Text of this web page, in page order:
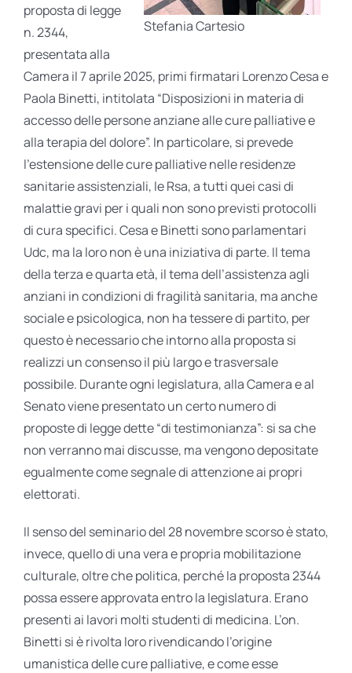
Stefania Cartesio
proposta di legge
n. 2344,
presentata alla
Camera il 7 aprile 2025, primi firmatari Lorenzo Cesa e
Paola Binetti, intitolata “Disposizioni in materia di
accesso delle persone anziane alle cure palliative e
alla terapia del dolore”. In particolare, si prevede
l’estensione delle cure palliative nelle residenze
sanitarie assistenziali, le Rsa, a tutti quei casi di
malattie gravi per i quali non sono previsti protocolli
di cura specifici. Cesa e Binetti sono parlamentari
Udc, ma la loro non è una iniziativa di parte. Il tema
della terza e quarta età, il tema dell’assistenza agli
anziani in condizioni di fragilità sanitaria, ma anche
sociale e psicologica, non ha tessere di partito, per
questo è necessario che intorno alla proposta si
realizzi un consenso il più largo e trasversale
possibile. Durante ogni legislatura, alla Camera e al
Senato viene presentato un certo numero di
proposte di legge dette “di testimonianza”: si sa che
non verranno mai discusse, ma vengono depositate
egualmente come segnale di attenzione ai propri
elettorati.
Il senso del seminario del 28 novembre scorso è stato,
invece, quello di una vera e propria mobilitazione
culturale, oltre che politica, perché la proposta 2344
possa essere approvata entro la legislatura. Erano
presenti ai lavori molti studenti di medicina. L’on.
Binetti si è rivolta loro rivendicando l’origine
umanistica delle cure palliative, e come esse